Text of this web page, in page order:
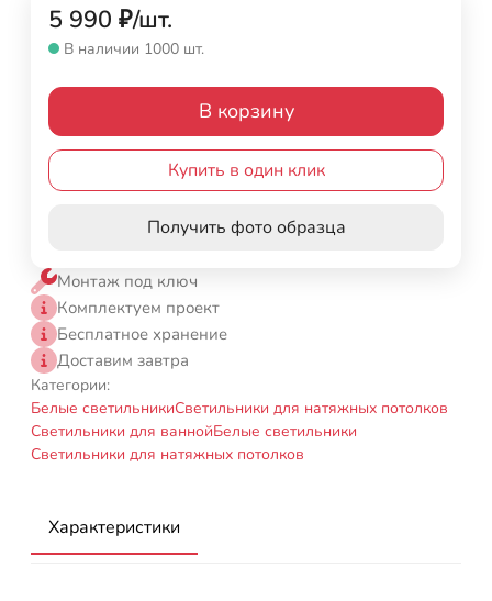
5 990 ₽/шт.
В наличии 1000 шт.
В корзину
Купить в один клик
Получить фото образца
Монтаж под ключ
Комплектуем проект
Бесплатное хранение
Доставим завтра
Категории:
Белые светильникиСветильники для натяжных потолков
Светильники для ваннойБелые светильники
Светильники для натяжных потолков
Характеристики